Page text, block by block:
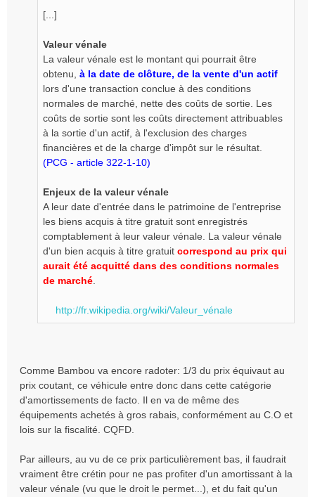
[...]
Valeur vénale
La valeur vénale est le montant qui pourrait être
obtenu, à la date de clôture, de la vente d'un actif
lors d'une transaction conclue à des conditions
normales de marché, nette des coûts de sortie. Les
coûts de sortie sont les coûts directement attribuables
à la sortie d'un actif, à l'exclusion des charges
financières et de la charge d'impôt sur le résultat.
(PCG - article 322-1-10)
Enjeux de la valeur vénale
A leur date d'entrée dans le patrimoine de l'entreprise
les biens acquis à titre gratuit sont enregistrés
comptablement à leur valeur vénale. La valeur vénale
d'un bien acquis à titre gratuit correspond au prix qui
aurait été acquitté dans des conditions normales
de marché
http://fr.wikipedia.org/wiki/Valeur_vénale
Comme Bambou va encore radoter: 1/3 du prix équivaut au
prix coutant, ce véhicule entre donc dans cette catégorie
d'amortissements de facto. Il en va de même des
équipements achetés à gros rabais, conformément au C.O et
lois sur la fiscalité. CQFD.
Par ailleurs, au vu de ce prix particulièrement bas, il faudrait
vraiment être crétin pour ne pas profiter d'un amortissant à la
valeur vénale (vu que le droit le permet...), et du fait qu'un